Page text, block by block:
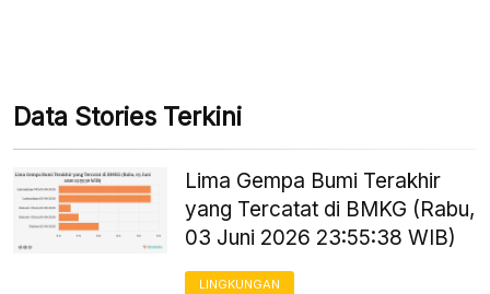
Data Stories Terkini
Lima Gempa Bumi Terakhir
yang Tercatat di BMKG (Rabu,
03 Juni 2026 23:55:38 WIB)
LINGKUNGAN